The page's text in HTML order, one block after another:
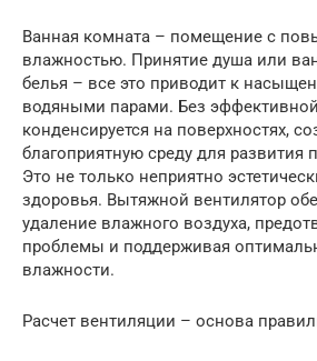
Ванная комната – помещение с
влажностью. Принятие душа или
белья – все это приводит к
водяными парами. Без
конденсируется на поверхностях,
благоприятную среду для развития
Это не только неприятно
здоровья. Вытяжной вентилятор
удаление влажного воздуха,
проблемы и поддерживая
влажности.
Расчет вентиляции – основа